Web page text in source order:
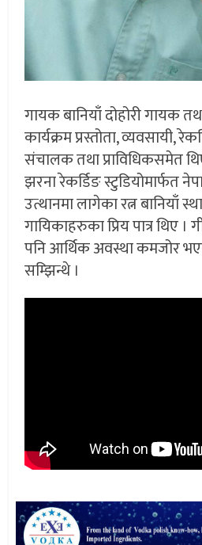
गायक बानियाँ दोहोरी गायक
कार्यक्रम प्रस्तोता, व्यवसायी,
संचालक तथा प्राविधिकसमेत
झरना रेकर्डिङ स्टुडियोमार्फत
उत्थानमा लागेका रत्न बानियाँ
गायिकाहरुका प्रिय पात्र थिए
पनि आर्थिक अवस्था कमजोर
सम्झिन्थे ।